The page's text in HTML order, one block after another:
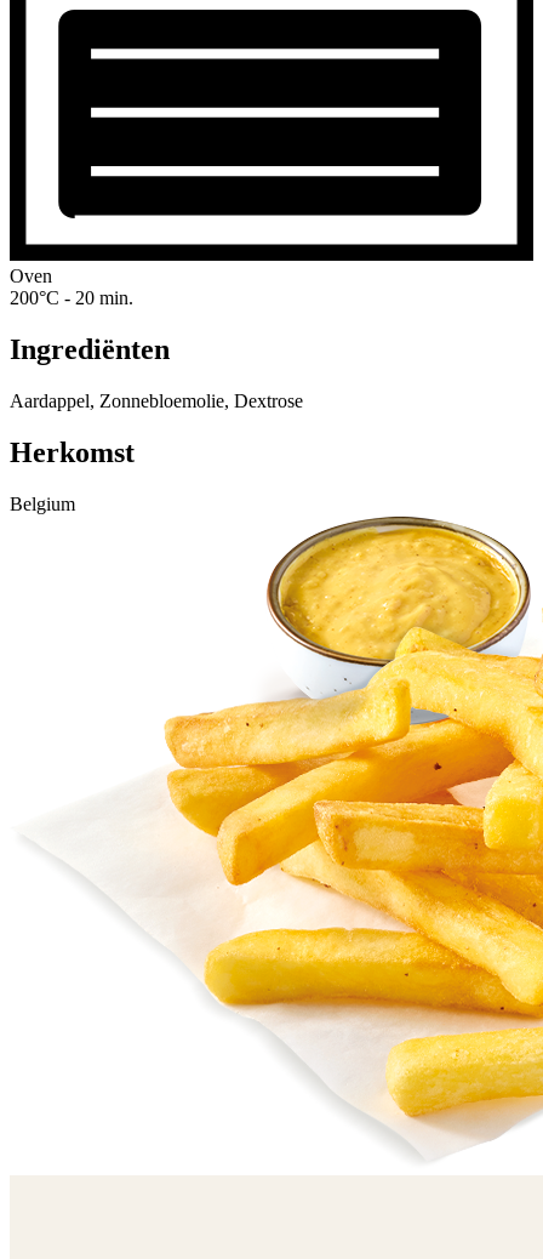
Oven
200°C - 20 min.
Ingrediënten
Aardappel, Zonnebloemolie, Dextrose
Herkomst
Belgium